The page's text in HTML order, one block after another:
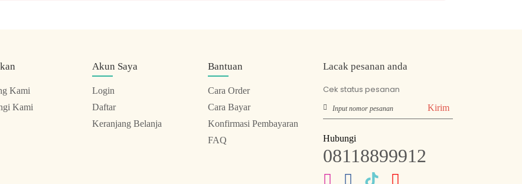
Kami
Kami
Akun Saya
Login
Daftar
Keranjang Belanja
Bantuan
Cara Order
Cara Bayar
Konfirmasi Pembayaran
FAQ
Lacak pesanan anda
Cek status pesanan
Kirim
Hubungi
08118899912